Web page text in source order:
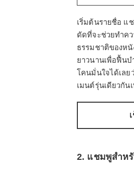
เริ่มต้นรายชื่อ แ
ดัดที่จะช่วยทำค
ธรรมชาติของห
ยาวนานเพื่อฟื้น
โคนมั่นใจได้เลย
เมนต์รุ่นเดียวกั
2. แชมพูสำห